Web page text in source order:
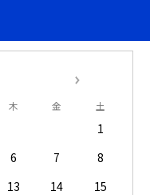
木 金 土
1
6 7
8
13 14
15